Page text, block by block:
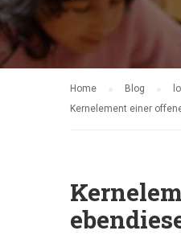
Home Blog
Kernelement einer